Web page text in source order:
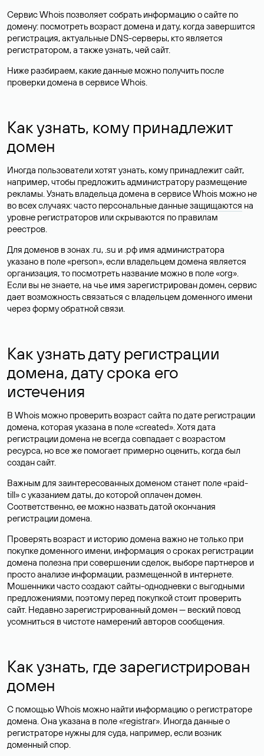
Сервис Whois позволяет собрать информацию о сайте по
домену: посмотреть возраст домена и дату, когда завершится
регистрация, актуальные DNS-серверы, кто является
регистратором, а также узнать, чей сайт.
Ниже разбираем, какие данные можно получить после
проверки домена в сервисе Whois.
Как узнать, кому принадлежит
домен
Иногда пользователи хотят узнать, кому принадлежит сайт,
например, чтобы предложить администратору размещение
рекламы. Узнать владельца домена в сервисе Whois можно не
во всех случаях: часто персональные данныезащищаются на
уровне регистраторов или скрываются по правилам
реестров.
Для доменов в зонах .ru, .su и .рф имя администратора
указано в поле «person», если владельцем домена является
организация, то посмотреть название можно в поле «org».
Если вы не знаете, на чье имя зарегистрирован домен, сервис
дает возможность связаться с владельцем доменного имени
через форму обратной связи.
Как узнать дату регистрации
домена, дату срока его
истечения
В Whois можно проверить возраст сайта по дате регистрации
домена, которая указана в поле «created». Хотя дата
регистрации домена не всегда совпадает с возрастом
ресурса, но все же помогает примерно оценить, когда был
создан сайт.
Важным для заинтересованных доменом станет поле «paid-
till» с указанием даты, до которой оплачен домен.
Соответственно, ее можно назвать датой окончания
регистрации домена.
Проверять возраст и историю домена важно не только при
покупке доменного имени, информация о сроках регистрации
домена полезна при совершении сделок, выборе партнеров и
просто анализе информации, размещенной в интернете.
Мошенники часто создают сайты-однодневки с выгодными
предложениями, поэтому перед покупкой стоит проверить
сайт. Недавно зарегистрированный домен — веский повод
усомниться в чистоте намерений авторов сообщения.
Как узнать, где зарегистрирован
домен
С помощью Whois можно найти информацию о регистраторе
домена. Она указана в поле «registrar». Иногда данные о
регистраторе нужны для суда, например, если возник
доменный спор.